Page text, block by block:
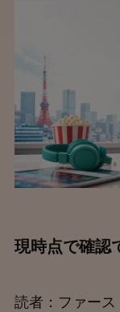
現時点で確認
読者：ファー